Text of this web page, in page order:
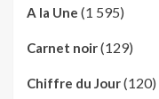
A la Une (1 595)
Carnet noir(129)
Chiffre du Jour(120)